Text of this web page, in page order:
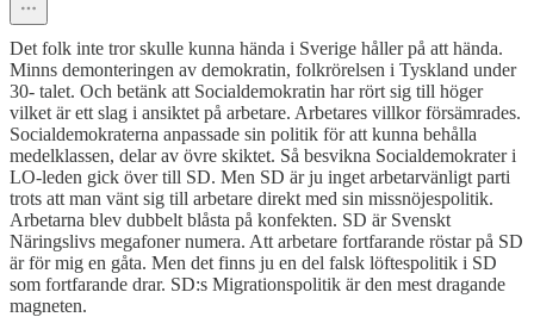
Det folk inte tror skulle kunna hända i Sverige håller på att hända.
Minns demonteringen av demokratin, folkrörelsen i Tyskland under
30- talet. Och betänk att Socialdemokratin har rört sig till höger
vilket är ett slag i ansiktet på arbetare. Arbetares villkor försämrades.
Socialdemokraterna anpassade sin politik för att kunna behålla
medelklassen, delar av övre skiktet. Så besvikna Socialdemokrater i
LO-leden gick över till SD. Men SD är ju inget arbetarvänligt parti
trots att man vänt sig till arbetare direkt med sin missnöjespolitik.
Arbetarna blev dubbelt blåsta på konfekten. SD är Svenskt
Näringslivs megafoner numera. Att arbetare fortfarande röstar på SD
är för mig en gåta. Men det finns ju en del falsk löftespolitik i SD
som fortfarande drar. SD:s Migrationspolitik är den mest dragande
magneten.